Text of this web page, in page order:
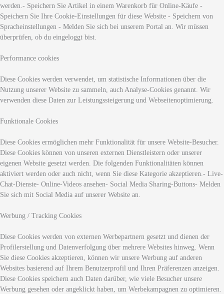
werden.- Speichern Sie Artikel in einem Warenkorb für Online-Käufe -
Speichern Sie Ihre Cookie-Einstellungen für diese Website - Speichern von
Spracheinstellungen - Melden Sie sich bei unserem Portal an. Wir müssen
überprüfen, ob du eingeloggt bist.
Performance cookies
Diese Cookies werden verwendet, um statistische Informationen über die
Nutzung unserer Website zu sammeln, auch Analyse-Cookies genannt. Wir
verwenden diese Daten zur Leistungssteigerung und Webseitenoptimierung.
Funktionale Cookies
Diese Cookies ermöglichen mehr Funktionalität für unsere Website-Besucher.
Diese Cookies können von unseren externen Dienstleistern oder unserer
eigenen Website gesetzt werden. Die folgenden Funktionalitäten können
aktiviert werden oder auch nicht, wenn Sie diese Kategorie akzeptieren.- Live-
Chat-Dienste- Online-Videos ansehen- Social Media Sharing-Buttons- Melden
Sie sich mit Social Media auf unserer Website an.
Werbung / Tracking Cookies
Diese Cookies werden von externen Werbepartnern gesetzt und dienen der
Profilerstellung und Datenverfolgung über mehrere Websites hinweg. Wenn
Sie diese Cookies akzeptieren, können wir unsere Werbung auf anderen
Websites basierend auf Ihrem Benutzerprofil und Ihren Präferenzen anzeigen.
Diese Cookies speichern auch Daten darüber, wie viele Besucher unsere
Werbung gesehen oder angeklickt haben, um Werbekampagnen zu optimieren.